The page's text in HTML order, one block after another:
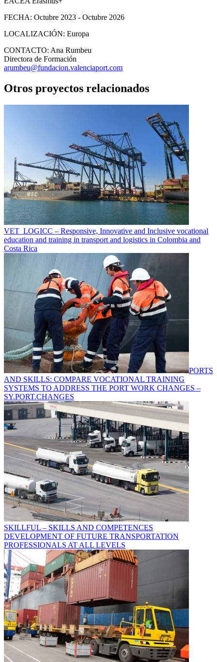
FECHA: Octubre 2023 - Octubre 2026
LOCALIZACIÓN: Europa
CONTACTO: Ana Rumbeu
Directora de Formación
arumbeu@fundacion.valenciaport.com
Otros proyectos relacionados
VET_LOGICC – Responsive, Innovative and Inclusive vocational
education and training in transport and logistics in Colombia and
Costa Rica
PORTS
AND SKILLS: COMPARE VOCATIONAL TRAINING
SYSTEMS TO ADDRESS THE PORT WORK CHANGES –
SY.PORT.CHANGES
SKILLFUL – SKILLS AND COMPETENCES
DEVELOPMENT OF FUTURE TRANSPORTATION
PROFESSIONALS AT ALL LEVELS